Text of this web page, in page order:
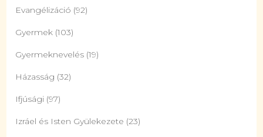
Evangélizáció (92)
Gyermek (103)
Gyermeknevelés (19)
Házasság (32)
Ifjúsági (97)
Izráel és Isten Gyülekezete (23)